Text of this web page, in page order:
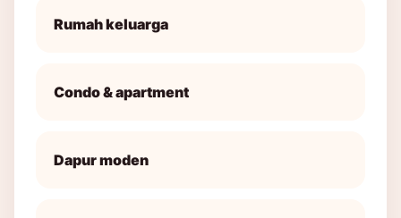
Rumah keluarga
Condo & apartment
Dapur moden